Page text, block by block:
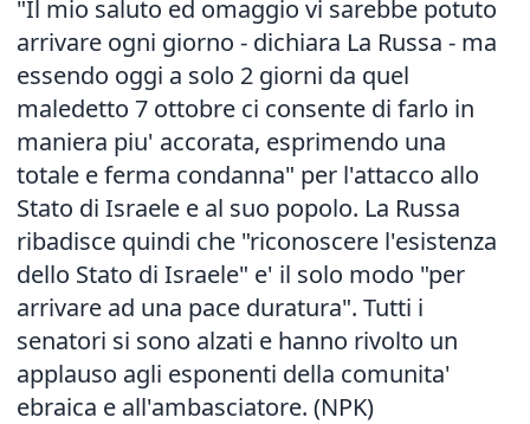
"Il mio saluto ed omaggio vi sarebbe potuto
arrivare ogni giorno - dichiara La Russa - ma
essendo oggi a solo 2 giorni da quel
maledetto 7 ottobre ci consente di farlo in
maniera piu' accorata, esprimendo una
totale e ferma condanna" per l'attacco allo
Stato di Israele e al suo popolo. La Russa
ribadisce quindi che "riconoscere l'esistenza
dello Stato di Israele" e' il solo modo "per
arrivare ad una pace duratura". Tutti i
senatori si sono alzati e hanno rivolto un
applauso agli esponenti della comunita'
ebraica e all'ambasciatore. (NPK)